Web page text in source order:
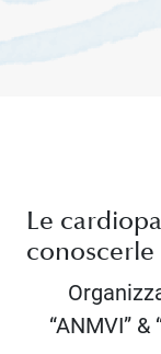
Le
“ANMVI”